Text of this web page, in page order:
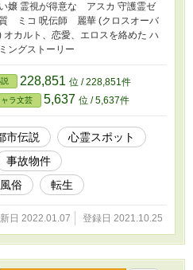
嬢 霊視が得意な アスカ 守護霊ゼ
ミコ 呪伝師 麗華 (クロスオーバ
オカルト、恋愛、エロスを絡めた ハ
ングストーリー
228,851 位 / 228,851件
ャラ文芸 5,637 位 / 5,637件
市伝説
心霊スポット
事故物件
風俗 転生
日 2022.01.07 登録日 2021.10.25